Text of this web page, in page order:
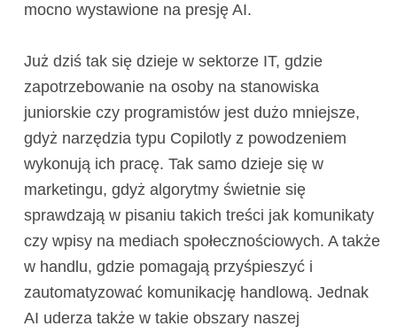
mocno wystawione na presję AI.
Już dziś tak się dzieje w sektorze IT, gdzie
zapotrzebowanie na osoby na stanowiska
juniorskie czy programistów jest dużo mniejsze,
gdyż narzędzia typu Copilotly z powodzeniem
wykonują ich pracę. Tak samo dzieje się w
marketingu, gdyż algorytmy świetnie się
sprawdzają w pisaniu takich treści jak komunikaty
czy wpisy na mediach społecznościowych. A także
w handlu, gdzie pomagają przyśpieszyć i
zautomatyzować komunikację handlową. Jednak
AI uderza także w takie obszary naszej